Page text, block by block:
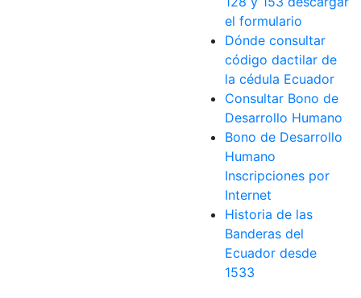
el formulario
Dónde consultar
código dactilar de
la cédula Ecuador
Consultar Bono de
Desarrollo Humano
Bono de Desarrollo
Humano
Inscripciones por
Internet
Historia de las
Banderas del
Ecuador desde
1533